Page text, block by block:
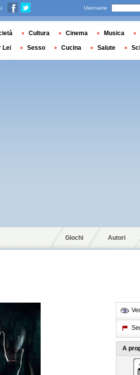
Giochi Autori
A
Username
Cultura Cinema Musica
Lei Sesso Cucina Salute